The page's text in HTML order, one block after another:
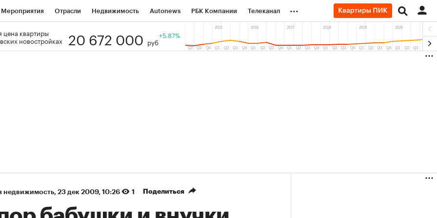
Мероприятия Отрасли Недвижимость Autonews РБК Компании Телеканал
РБК Образование Тренды
...
цена квартиры
новостройках
20 672 000 руб
+5.87%
недвижимость⁠, 23 дек 2009, 10:26 1 Поделиться